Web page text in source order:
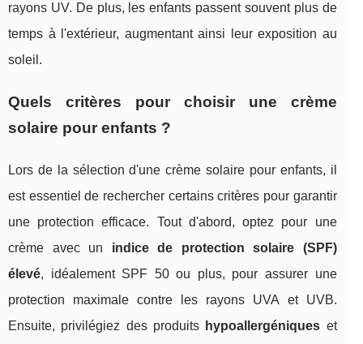
rayons UV. De plus, les enfants passent souvent plus de
temps à l'extérieur, augmentant ainsi leur exposition au
soleil.
Quels critères pour choisir une crème
solaire pour enfants ?
Lors de la sélection d'une crème solaire pour enfants, il
est essentiel de rechercher certains critères pour garantir
une protection efficace. Tout d'abord, optez pour une
crème avec un indice de protection solaire (SPF)
élevé, idéalement SPF 50 ou plus, pour assurer une
protection maximale contre les rayons UVA et UVB.
Ensuite, privilégiez des produits hypoallergéniques et